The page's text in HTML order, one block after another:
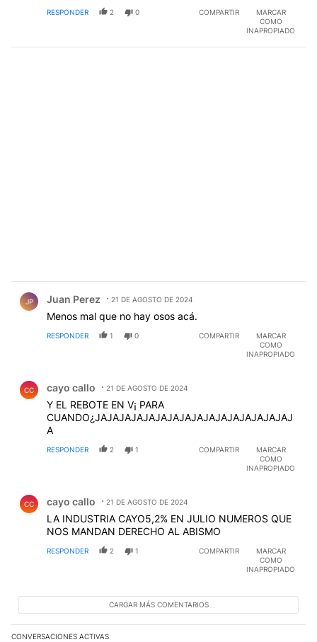
RESPONDER 2 0 COMPARTIR
MARCAR
COMO
INAPROPIADO
JP Juan Perez 21 DE AGOSTO DE 2024
Menos mal que no hay osos acá.
RESPONDER 1 0 COMPARTIR
MARCAR
COMO
INAPROPIADO
CC cayo callo 21 DE AGOSTO DE 2024
Y EL REBOTE EN V¡ PARA
CUANDO¿JAJAJAJAJAJAJAJAJAJAJAJAJAJAJAJAJ
A
RESPONDER 2 1 COMPARTIR
MARCAR
COMO
INAPROPIADO
CC cayo callo 21 DE AGOSTO DE 2024
LA INDUSTRIA CAYO5,2% EN JULIO NUMEROS QUE
NOS MANDAN DERECHO AL ABISMO
RESPONDER 2 1 COMPARTIR
MARCAR
COMO
INAPROPIADO
CARGAR MÁS COMENTARIOS
CONVERSACIONES ACTIVAS